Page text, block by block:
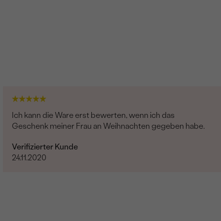
Ich kann die Ware erst bewerten, wenn ich das
Geschenk meiner Frau an Weihnachten gegeben habe.
Verifizierter Kunde
24.11.2020